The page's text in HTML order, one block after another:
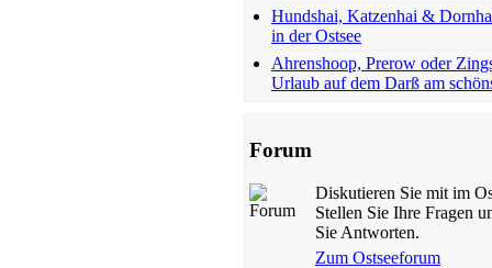
Hundshai, Katzenhai &
in der Ostsee
Ahrenshoop, Prerow oder
Urlaub auf dem Darß am
Forum
Diskutieren Sie mit im
Stellen Sie Ihre Fragen
Sie Antworten.
Zum Ostseeforum